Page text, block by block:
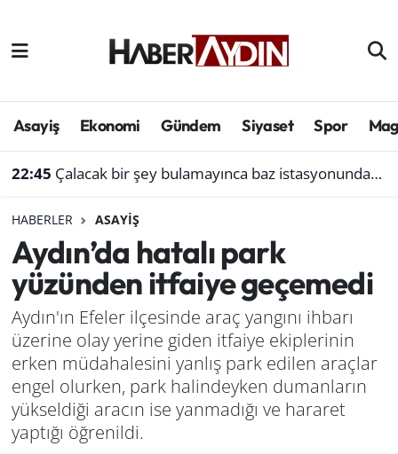
Asayiş Ekonomi Gündem Siyaset Spor
22:45 Çalacak bir şey bulamayınca baz istasyonundan akü çaldı
HABERLER ASAYIŞ
Aydın’da hatalı park
yüzünden itfaiye geçemedi
Aydın'ın Efeler ilçesinde araç yangını ihbarı
üzerine olay yerine giden itfaiye ekiplerinin
erken müdahalesini yanlış park edilen araçlar
engel olurken, park halindeyken dumanların
yükseldiği aracın ise yanmadığı ve hararet
yaptığı öğrenildi.
Afyonkarahisar
Çevre
Genel
Haber
Izmir
Kütahya
Manisa
Aydın Hava Durumu
Süper Lig Puan Durumu ve Fikstür
Son Dakika Haberleri
Haber Arşivi